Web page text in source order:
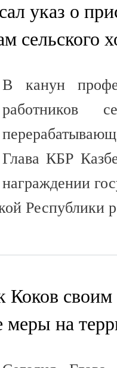
указ о
сельского
В канун
работников
Глава КБР
награждении
Республики
Коков
меры на